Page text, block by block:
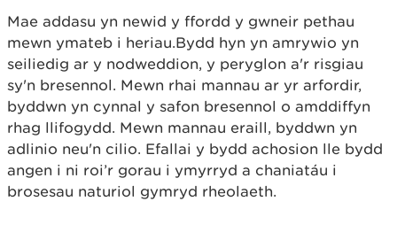
Mae addasu yn newid y ffordd y gwneir pethau
mewn ymateb i heriau.Bydd hyn yn amrywio yn
seiliedig ar y nodweddion, y peryglon a'r risgiau
sy'n bresennol. Mewn rhai mannau ar yr arfordir,
byddwn yn cynnal y safon bresennol o amddiffyn
rhag llifogydd. Mewn mannau eraill, byddwn yn
adlinio neu'n cilio. Efallai y bydd achosion lle bydd
angen i ni roi’r gorau i ymyrryd a chaniatáu i
brosesau naturiol gymryd rheolaeth.